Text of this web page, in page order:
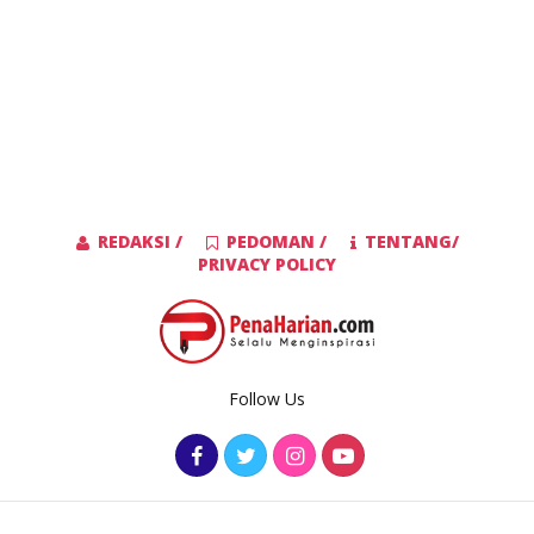
REDAKSI / PEDOMAN /
TENTANG/
PRIVACY POLICY
Follow Us